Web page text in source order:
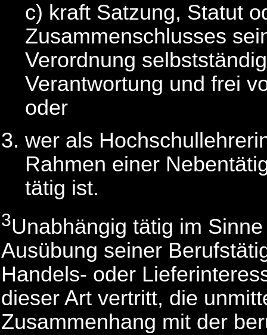
c) kraft Satzung, Statut
Zusammenschlusses
Verordnung
Verantwortung und frei
oder
wer als
Rahmen einer
tätig ist.
3Unabhängig tätig im
Ausübung seiner
Handels- oder
dieser Art vertritt, die
Zusammenhang mit der